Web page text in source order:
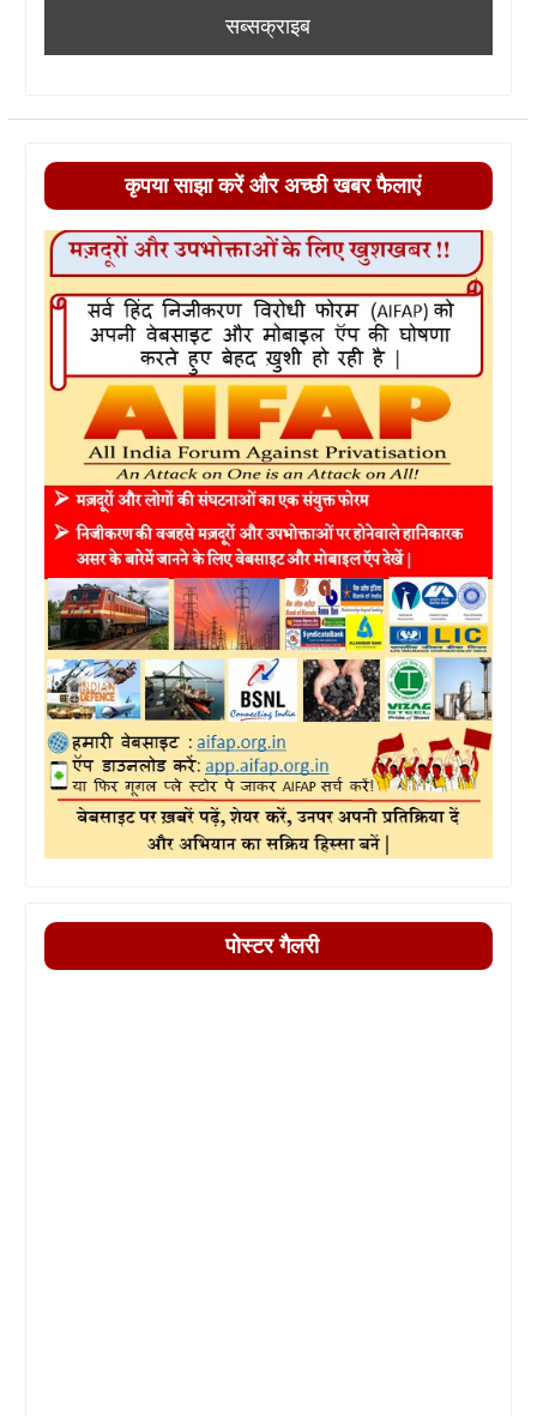
कृपया साझा करें और अच्छी खबर फैलाएं
पोस्टर गैलरी